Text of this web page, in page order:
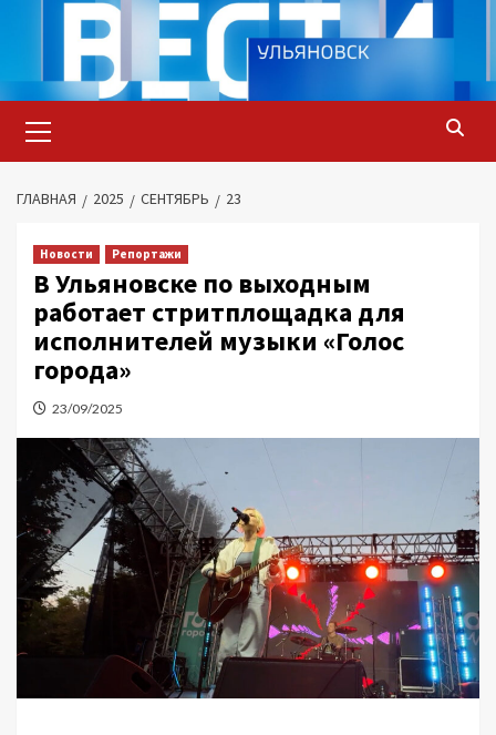
содержимому
меню
ГЛАВНАЯ 2025 СЕНТЯБРЬ 23
Новости Репортажи
В Ульяновске по выходным
работает стритплощадка для
исполнителей музыки «Голос
города»
23/09/2025